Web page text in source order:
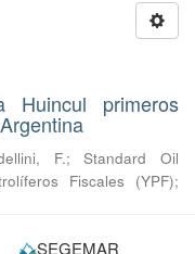
Huincul primeros
F.;Standard Oil
Fiscales (YPF);
SEGEMAR